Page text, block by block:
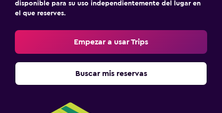
disponible para su uso independientemente del lugar en
el que reserves.
Empezar a usar Trips
Buscar mis reservas